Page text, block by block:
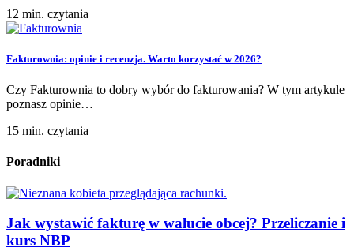
12 min. czytania
Fakturownia: opinie i recenzja. Warto korzystać w 2026?
Czy Fakturownia to dobry wybór do fakturowania? W tym artykule
poznasz opinie…
15 min. czytania
Poradniki
Jak wystawić fakturę w walucie obcej? Przeliczanie i
kurs NBP